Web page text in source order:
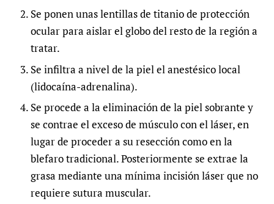
Se ponen unas lentillas de titanio de protección
ocular para aislar el globo del resto de la región a
tratar.
Se infiltra a nivel de la piel el anestésico local
(lidocaína-adrenalina).
Se procede a la eliminación de la piel sobrante y
se contrae el exceso de músculo con el láser, en
lugar de proceder a su resección como en la
blefaro tradicional. Posteriormente se extrae la
grasa mediante una mínima incisión láser que no
requiere sutura muscular.